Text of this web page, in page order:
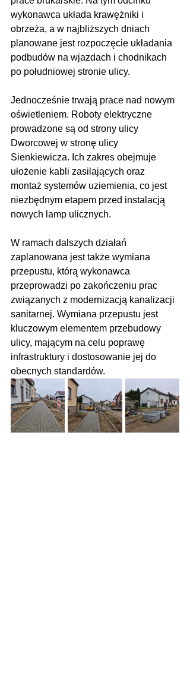
wykonawca układa krawężniki i
obrzeża, a w najbliższych dniach
planowane jest rozpoczęcie układania
podbudów na wjazdach i chodnikach
po południowej stronie ulicy.
Jednocześnie trwają prace nad nowym
oświetleniem. Roboty elektryczne
prowadzone są od strony ulicy
Dworcowej w stronę ulicy
Sienkiewicza. Ich zakres obejmuje
ułożenie kabli zasilających oraz
montaż systemów uziemienia, co jest
niezbędnym etapem przed instalacją
nowych lamp ulicznych.
W ramach dalszych działań
zaplanowana jest także wymiana
przepustu, którą wykonawca
przeprowadzi po zakończeniu prac
związanych z modernizacją kanalizacji
sanitarnej. Wymiana przepustu jest
kluczowym elementem przebudowy
ulicy, mającym na celu poprawę
infrastruktury i dostosowanie jej do
obecnych standardów.